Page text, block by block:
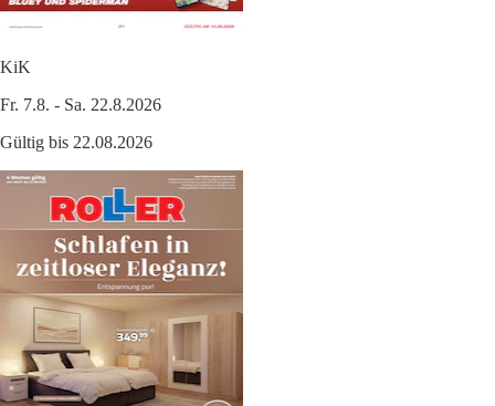
KiK
Fr. 7.8. - Sa. 22.8.2026
Gültig bis 22.08.2026